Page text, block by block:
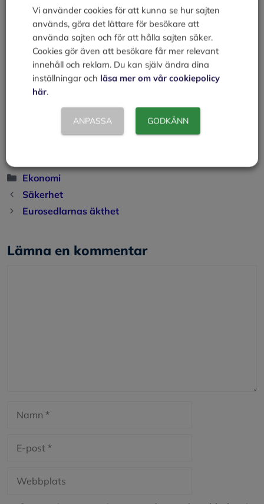
ger också en unik struktur. Sedlarna trycks med en
metod som kallas koppartryck. Detta innebär att det blir
upphöjningar i trycket vilket känns om man drar
fingrarna över sedeln.
Andra säkerhetsdetaljer är säkerhetstråd, vattenmärke,
folieband som ändrar färg och form då det vinklas,
färgskiftande tryckfärg.
Kategorier
Ekonomi
Säkerhet
Eurosedlarnas äkthet
Lämna en kommentar
post
Vi använder cookies för att kunna se hur sajten
används, göra det lättare för besökare att
använda sajten och för att hålla sajten säker.
Cookies gör även att besökare får mer relevant
innehåll och reklam. Du kan själv ändra dina
inställningar och läsa mer om vår cookiepolicy
här.
ANPASSA GODKÄNN